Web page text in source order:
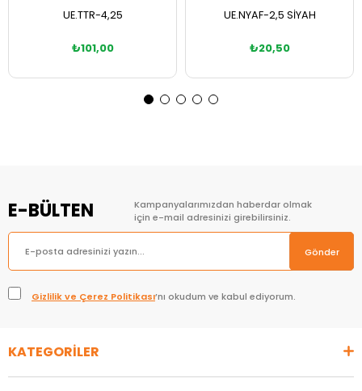
UE.TTR-4,25
₺101,00
UE.NYAF-2,5 SİYAH
₺20,50
E-BÜLTEN
Kampanyalarımızdan haberdar olmak
için e-mail adresinizi girebilirsiniz.
Gönder
Gizlilik ve Çerez Politikası’nı okudum ve kabul ediyorum.
KATEGORİLER